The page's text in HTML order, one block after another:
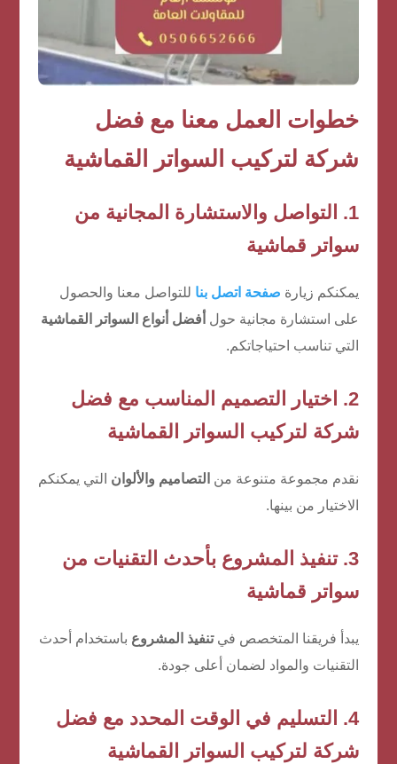
خطوات العمل معنا مع فضل
شركة لتركيب السواتر القماشية
1. التواصل والاستشارة المجانية من
سواتر قماشية
يمكنكم زيارة صفحة اتصل بنا للتواصل معنا والحصول
على استشارة مجانية حول أفضل أنواع السواتر القماشية
التي تناسب احتياجاتكم.
2. اختيار التصميم المناسب مع
فضل
شركة لتركيب السواتر القماشية
نقدم مجموعة متنوعة من التصاميم والألوان التي يمكنكم
الاختيار من بينها.
3. تنفيذ المشروع بأحدث التقنيات من
سواتر قماشية
يبدأ فريقنا المتخصص فيتنفيذ المشروع باستخدام أحدث
التقنيات والمواد لضمان أعلى جودة.
4. التسليم في الوقت المحدد مع
فضل
شركة لتركيب السواتر القماشية